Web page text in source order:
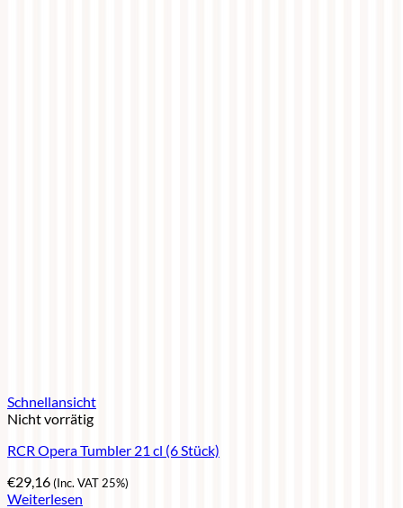
Schnellansicht
Nicht vorrätig
RCR Opera Tumbler 21 cl (6 Stück)
€29,16(Inc. VAT 25%)
Weiterlesen